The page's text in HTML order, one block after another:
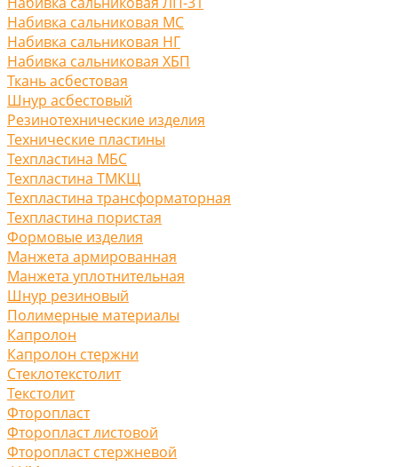
Набивка сальниковая МС
Набивка сальниковая НГ
Набивка сальниковая ХБП
Ткань асбестовая
Шнур асбестовый
Резинотехнические изделия
Технические пластины
Техпластина МБС
Техпластина ТМКЩ
Техпластина трансформаторная
Техпластина пористая
Формовые изделия
Манжета армированная
Манжета уплотнительная
Шнур резиновый
Полимерные материалы
Капролон
Капролон стержни
Стеклотекстолит
Текстолит
Фторопласт
Фторопласт листовой
Фторопласт стержневой